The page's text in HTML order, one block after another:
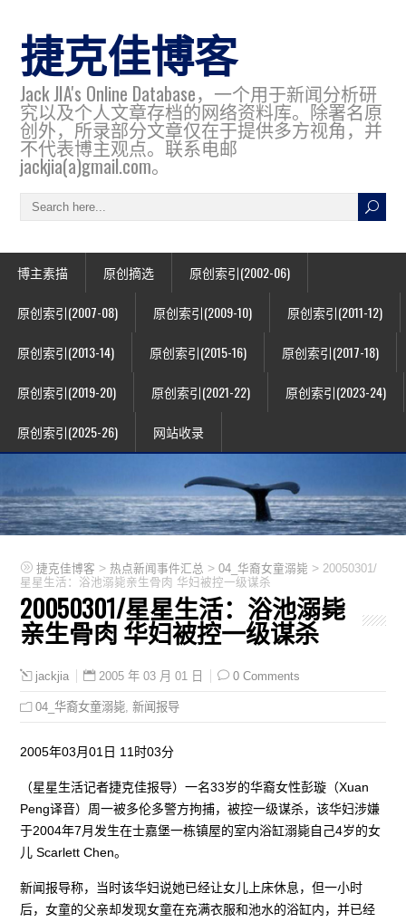
捷克佳博客
Jack JIA's Online Database，一个用于新闻分析研
究以及个人文章存档的网络资料库。除署名原
创外，所录部分文章仅在于提供多方视角，并
不代表博主观点。联系电邮
jackjia(a)gmail.com。
博主素描 原创摘选 原创索引(2002-06)
原创索引(2007-08) 原创索引(2009-10) 原创索引(2011-12)
原创索引(2013-14) 原创索引(2015-16) 原创索引(2017-18)
原创索引(2019-20) 原创索引(2021-22) 原创索引(2023-24)
原创索引(2025-26) 网站收录
捷克佳博客 > 热点新闻事件汇总 >04_华裔女童溺毙 > 20050301/
星星生活：浴池溺毙亲生骨肉 华妇被控一级谋杀
20050301/星星生活：浴池溺毙
亲生骨肉 华妇被控一级谋杀
jackjia 2005 年 03 月 01 日 0 Comments
04_华裔女童溺毙 ,新闻报导
2005年03月01日 11时03分
（星星生活记者捷克佳报导）一名33岁的华裔女性彭璇（Xuan
Peng译音）周一被多伦多警方拘捕，被控一级谋杀，该华妇涉嫌
于2004年7月发生在士嘉堡一栋镇屋的室内浴缸溺毙自己4岁的女
儿 Scarlett Chen。
新闻报导称，当时该华妇说她已经让女儿上床休息，但一小时
后，女童的父亲却发现女童在充满衣服和池水的浴缸内，并已经